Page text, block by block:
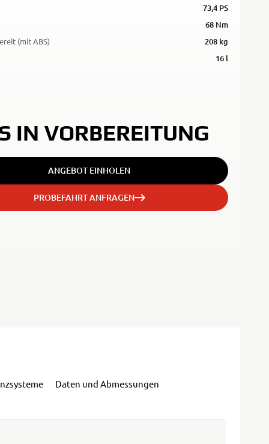
73,4 PS
68 Nm
(mit ABS)
208 kg
16 l
IN VORBEREITUNG
ANGEBOT EINHOLEN
PROBEFAHRT ANFRAGEN
Daten und Abmessungen